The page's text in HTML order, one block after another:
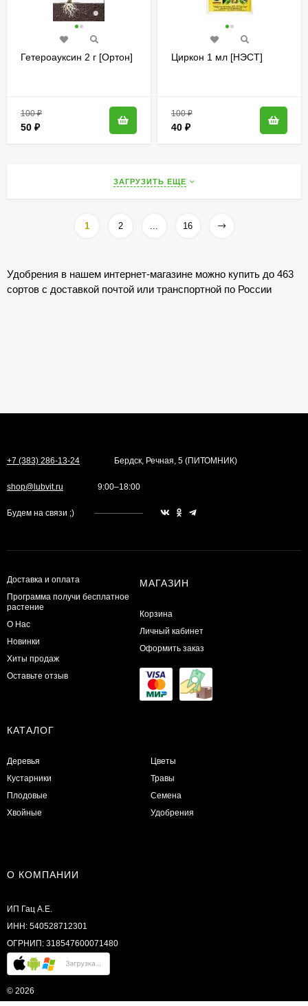
Гетероауксин 2 г [Ортон]
100₽
50 ₽
Циркон 1 мл [НЭСТ]
100₽
40 ₽
ЗАГРУЗИТЬ ЕЩЕ
1 2 16
Удобрения в нашем интернет-магазине можно купить до 463
сортов с доставкой почтой или транспортной по России
+7 (383) 286-13-24 Бердск, Речная, 5 (ПИТОМНИК)
shop@lubvit.ru 9:00–18:00
Будем на связи ;)
Доставка и оплата
Программа получи бесплатное
растение
О Нас
Новинки
Хиты продаж
Оставьте отзыв
МАГАЗИН
Корзина
Личный кабинет
Оформить заказ
КАТАЛОГ
Деревья
Кустарники
Плодовые
Хвойные
Цветы
Травы
Семена
Удобрения
О КОМПАНИИ
ИП Гац А.Е.
ИНН: 540528712301
ОГРНИП: 318547600071480
© 2026